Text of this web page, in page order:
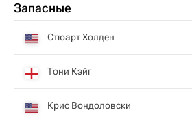
Запасные
Стюарт Холден
Тони Кэйг
Крис Вондоловски